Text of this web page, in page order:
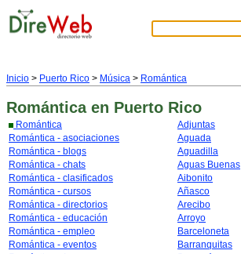
Inicio > Puerto Rico > Música > Romántica
Romántica en Puerto Rico
Romántica
Romántica - asociaciones
Romántica - blogs
Romántica - chats
Romántica - clasificados
Romántica - cursos
Romántica - directorios
Romántica - educación
Romántica - empleo
Romántica - eventos
Adjuntas
Aguada
Aguadilla
Aguas Buenas
Aibonito
Añasco
Arecibo
Arroyo
Barceloneta
Barranquitas